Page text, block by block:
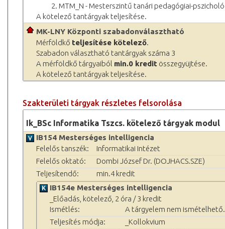
2. MTM_N - Mesterszintű tanári pedagógiai-
A kötelező tantárgyak teljesítése.
MK-LNY Központi szabadonválasztható
Mérföldkő teljesítése kötelező.
Szabadon választható tantárgyak száma 3
A mérföldkő tárgyaiból min.0 kredit összegyüjtése.
A kötelező tantárgyak teljesítése.
Szakterületi tárgyak részletes felsorolása
Ik_BSc Informatika Tszcs. kötelező tárgyak modul
IB154 Mesterséges intelligencia
Felelős tanszék:
Informatikai Intézet
Felelős oktató:
Dombi József Dr. (DOJHACS.SZE)
Teljesítendő:
min.4 kredit
IB154e Mesterséges intelligencia
_Előadás, kötelező, 2 óra / 3 kredit
Ismétlés:
A tárgyelem nem ismételhető.
Teljesítés módja:
_Kollokvium